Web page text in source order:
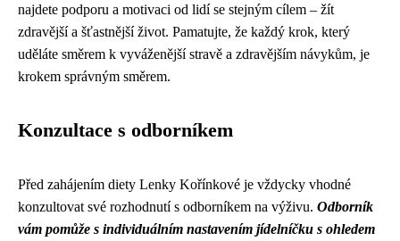
najdete podporu a motivaci od lidí se stejným cílem – žít
zdravější a šťastnější život. Pamatujte, že každý krok, který
uděláte směrem k vyváženější stravě a zdravějším návykům, je
krokem správným směrem.
Konzultace s odborníkem
Před zahájením diety Lenky Kořínkové je vždycky vhodné
konzultovat své rozhodnutí s odborníkem na výživu. Odborník
vám pomůže s individuálním nastavením jídelníčku s ohledem